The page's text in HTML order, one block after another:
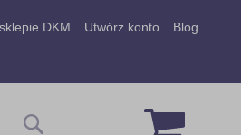
DKM Utwórz konto Blog
Mój